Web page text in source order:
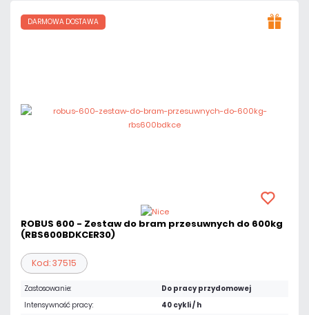
DARMOWA DOSTAWA
ROBUS 600 - Zestaw do bram przesuwnych do 600kg
(RBS600BDKCER30)
Kod: 37515
Zastosowanie:
Do pracy przydomowej
Intensywność pracy:
40 cykli / h